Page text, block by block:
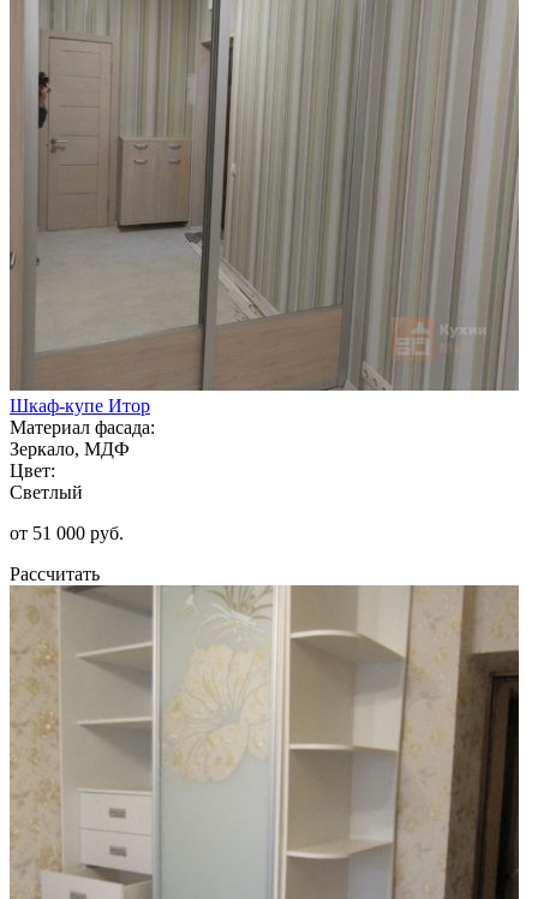
Шкаф-купе Итор
Материал фасада:
Зеркало, МДФ
Цвет:
Светлый
от 51 000 руб.
Рассчитать